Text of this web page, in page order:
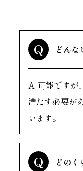
Q どん
A. 可能ですが
満たす必要が
います。
Q どの